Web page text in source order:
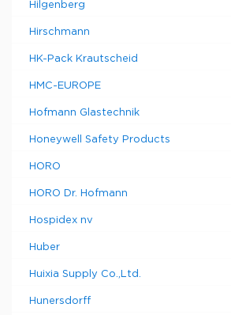
Hilgenberg
Hirschmann
HK-Pack Krautscheid
HMC-EUROPE
Hofmann Glastechnik
Honeywell Safety Products
HORO
HORO Dr. Hofmann
Hospidex nv
Huber
Huixia Supply Co.,Ltd.
Hunersdorff